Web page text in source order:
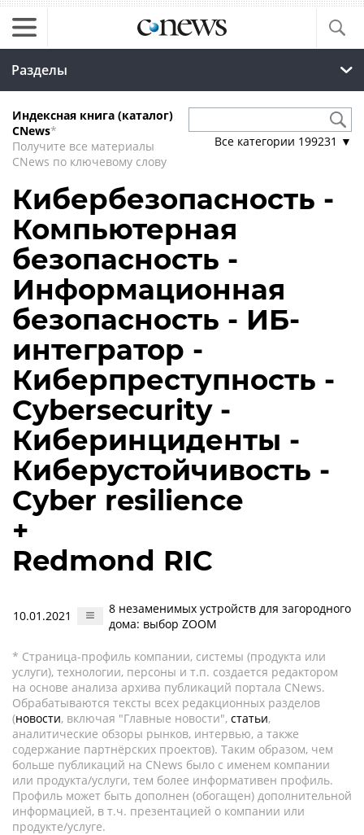
Разделы
Индексная книга (каталог)
CNews*
Получите все материалы
CNews по ключевому слову
Все категории 199231 ▼
Кибербезопасность -
Компьютерная
безопасность -
Информационная
безопасность - ИБ-
интегратор -
Киберпреступность -
Cybersecurity -
Киберинциденты -
Киберустойчивость -
Cyber resilience
+
Redmond RIC
10.01.2021
8 незаменимых устройств для загородного
дома: выбор ZOOM
* Страница-профиль компании, системы (продукта или
услуги), технологии, персоны и т.п. создается редактором
на основе анализа архива публикаций портала CNews.
Обрабатываются тексты всех редакционных разделов
(новости, включая "Главные новости", статьи,
аналитические обзоры рынков, интервью, а также
содержание партнёрских проектов). Таким образом, чем
больше публикаций на CNews было с именем компании
или продукта/услуги, тем более информативен профиль.
Профиль может быть дополнен (обогащен) дополнительной
информацией, в т.ч. презентацией о компании или
продукте/услуге.